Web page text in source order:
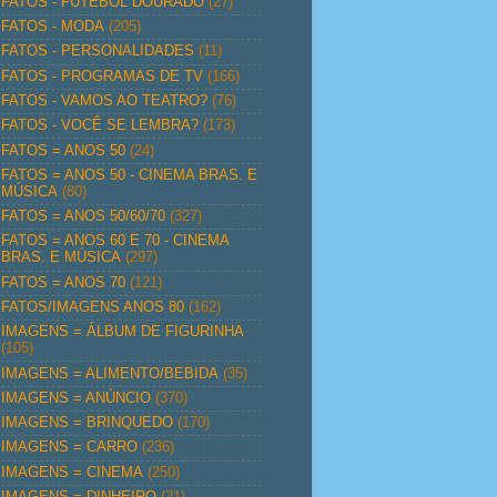
FATOS - MODA (205)
FATOS - PERSONALIDADES (11)
FATOS - PROGRAMAS DE TV (166)
FATOS - VAMOS AO TEATRO? (76)
FATOS - VOCÊ SE LEMBRA? (173)
FATOS = ANOS 50 (24)
FATOS = ANOS 50 - CINEMA BRAS. E
MÚSICA (80)
FATOS = ANOS 50/60/70 (327)
FATOS = ANOS 60 E 70 - CINEMA
BRAS. E MÚSICA (297)
FATOS = ANOS 70 (121)
FATOS/IMAGENS ANOS 80 (162)
IMAGENS = ÁLBUM DE FIGURINHA
(105)
IMAGENS = ALIMENTO/BEBIDA (35)
IMAGENS = ANÚNCIO (370)
IMAGENS = BRINQUEDO (170)
IMAGENS = CARRO (236)
IMAGENS = CINEMA (250)